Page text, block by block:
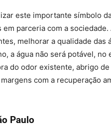
este importante símbolo
parceria com a sociedade.
melhorar a qualidade das
a água não será potável, no
do odor existente, abrigo de
com a recuperação
Paulo